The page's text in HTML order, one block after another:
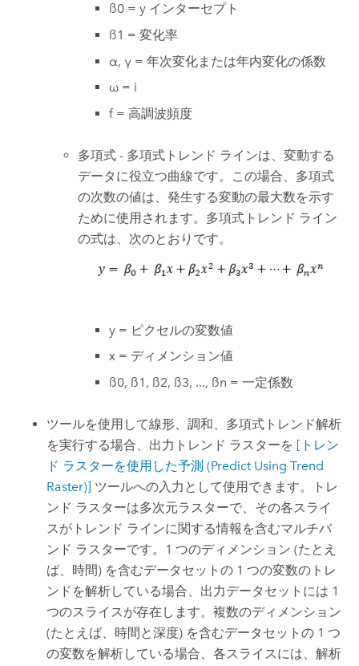
ß0 = y インターセプト
ß1 = 変化率
α, γ = 年次変化または年内変化の係数
ω = i
f = 高調波頻度
多項式 - 多項式トレンド ラインは、変動する
データに役立つ曲線です。この場合、多項式
の次数の値は、発生する変動の最大数を示す
ために使用されます。多項式トレンド ライン
の式は、次のとおりです。
y = ピクセルの変数値
x = ディメンション値
ß0, ß1, ß2, ß3, ..., ßn = 一定係数
ツールを使用して線形、調和、多項式トレンド解析
を実行する場合、出力トレンド ラスターを [トレン
ド ラスターを使用した予測 (Predict Using Trend
Raster)] ツールへの入力として使用できます。トレ
ンド ラスターは多次元ラスターで、その各スライ
スがトレンド ラインに関する情報を含むマルチバ
ンド ラスターです。1 つのディメンション (たとえ
ば、時間) を含むデータセットの 1 つの変数のトレ
ンドを解析している場合、出力データセットには 1
つのスライスが存在します。複数のディメンション
(たとえば、時間と深度) を含むデータセットの 1 つ
の変数を解析している場合、各スライスには、解析